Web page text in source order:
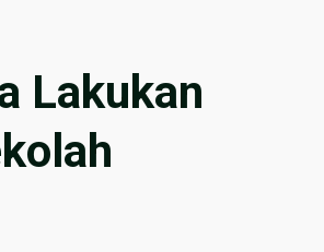
Lakukan